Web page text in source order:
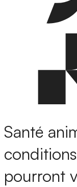
Santé
pourront